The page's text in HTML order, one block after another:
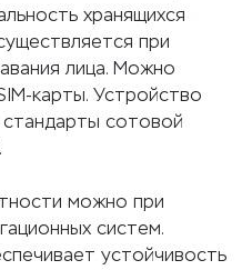
хранящихся
при
лица. Можно
карты. Устройство
сотовой
можно при
систем.
устойчивость